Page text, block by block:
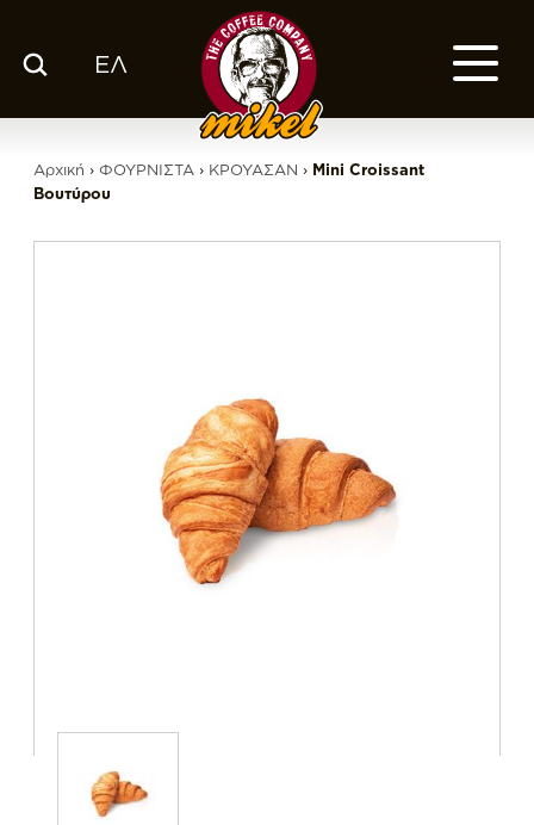
ΕΛ
Αρχική › ΦΟΥΡΝΙΣΤΑ › ΚΡΟΥΑΣΑΝ › Mini Croissant
Βουτύρου